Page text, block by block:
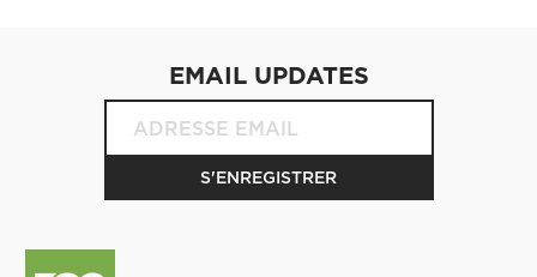
EMAIL UPDATES